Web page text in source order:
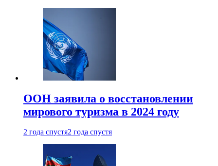
ООН заявила о восстановлении
мирового туризма в 2024 году
2 года спустя2 года спустя